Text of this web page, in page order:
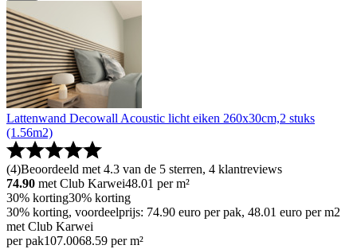
Lattenwand Decowall Acoustic licht eiken 260x30cm,2 stuks
(1.56m2)
(4)Beoordeeld met 4.3 van de 5 sterren, 4 klantreviews
74.90 met Club Karwei48.01 per m²
30% korting30% korting
30% korting, voordeelprijs: 74.90 euro per pak, 48.01 euro per m2
met Club Karwei
per pak107.0068.59 per m²